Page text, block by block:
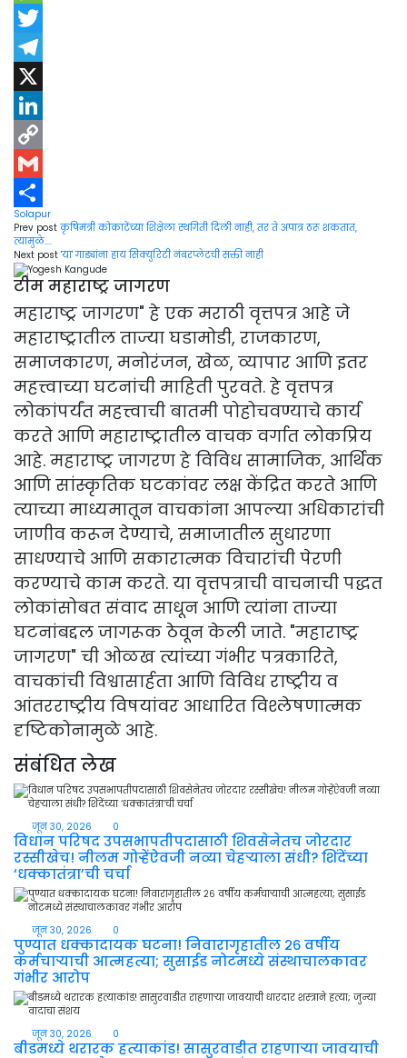
Message
Twitter
Telegram
LinkedIn
Copy
Link
Gmail
Share
Solapur
Prev post कृषिमंत्री कोकाटेंच्या शिक्षेला स्थगिती दिली नाही, तर ते अपात्र ठरू शकतात,
त्यामुळे....
Next post 'या' गाड्यांना हाय सिक्युरिटी नंबरप्लेटची सक्ती नाही
टीम महाराष्ट्र जागरण
महाराष्ट्र जागरण" हे एक मराठी वृत्तपत्र आहे जे
महाराष्ट्रातील ताज्या घडामोडी, राजकारण,
समाजकारण, मनोरंजन, खेळ, व्यापार आणि इतर
महत्त्वाच्या घटनांची माहिती पुरवते. हे वृत्तपत्र
लोकांपर्यंत महत्त्वाची बातमी पोहोचवण्याचे कार्य
करते आणि महाराष्ट्रातील वाचक वर्गात लोकप्रिय
आहे. महाराष्ट्र जागरण हे विविध सामाजिक, आर्थिक
आणि सांस्कृतिक घटकांवर लक्ष केंद्रित करते आणि
त्याच्या माध्यमातून वाचकांना आपल्या अधिकारांची
जाणीव करून देण्याचे, समाजातील सुधारणा
साधण्याचे आणि सकारात्मक विचारांची पेरणी
करण्याचे काम करते. या वृत्तपत्राची वाचनाची पद्धत
लोकांसोबत संवाद साधून आणि त्यांना ताज्या
घटनांबद्दल जागरूक ठेवून केली जाते. "महाराष्ट्र
जागरण" ची ओळख त्यांच्या गंभीर पत्रकारिते,
वाचकांची विश्वासार्हता आणि विविध राष्ट्रीय व
आंतरराष्ट्रीय विषयांवर आधारित विश्लेषणात्मक
दृष्टिकोनामुळे आहे.
संबंधित लेख
जून 30, 2026 0
विधान परिषद उपसभापतीपदासाठी शिवसेनेतच जोरदार
रस्सीखेच! नीलम गोऱ्हेंऐवजी नव्या चेहऱ्याला संधी? शिंदेंच्या
‘धक्कातंत्रा’ची चर्चा
जून 30, 2026 0
पुण्यात धक्कादायक घटना! निवारागृहातील २६ वर्षीय
कर्मचाऱ्याची आत्महत्या; सुसाईड नोटमध्ये संस्थाचालकावर
गंभीर आरोप
जून 30, 2026 0
बीडमध्ये थरारक हत्याकांड! सासुरवाडीत राहणाऱ्या जावयाची